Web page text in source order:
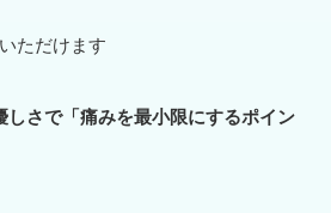
ただけます
しさで「痛みを最小限にするポイン